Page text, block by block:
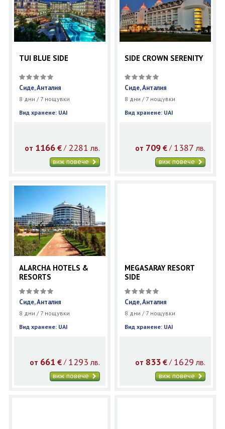
TUI BLUE SIDE
Сиде, Анталия
8 дни / 7 нощувки
Вид хранене: UAI
от 1166 €/ 2281 лв.
виж повече
SIDE CROWN SERENITY
Сиде, Анталия
8 дни / 7 нощувки
Вид хранене: UAI
от 709 € / 1387 лв.
виж повече
ALARCHA HOTELS &
RESORTS
Сиде, Анталия
8 дни / 7 нощувки
Вид хранене: UAI
от 661 €/ 1293 лв.
виж повече
MEGASARAY RESORT
SIDE
Сиде, Анталия
8 дни / 7 нощувки
Вид хранене: UAI
от 833 € / 1629 лв.
виж повече